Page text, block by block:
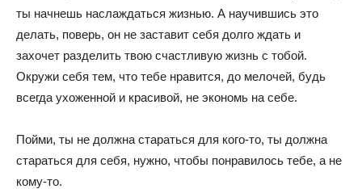
ты начнешь наслаждаться жизнью. А научившись это
делать, поверь, он не заставит себя долго ждать и
захочет разделить твою счастливую жизнь с тобой.
Окружи себя тем, что тебе нравится, до мелочей, будь
всегда ухоженной и красивой, не экономь на себе.
Пойми, ты не должна стараться для кого-то, ты должна
стараться для себя, нужно, чтобы понравилось тебе, а не
кому-то.